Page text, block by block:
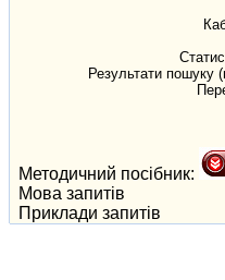
Результати пошуку
Методичний посібник:
Мова запитів
Приклади запитів